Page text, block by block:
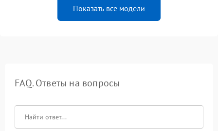
Показать все модели
FAQ. Ответы на вопросы